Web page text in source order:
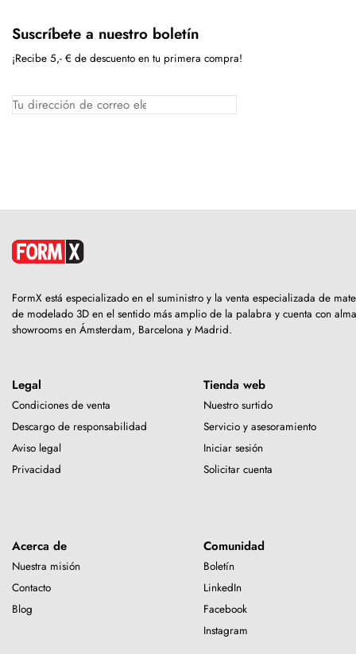
Suscríbete a nuestro boletín
¡Recibe 5,- € de descuento en tu primera compra!
FormX está especializado en el suministro y la venta especializada de
de modelado 3D en el sentido más amplio de la palabra y cuenta con
showrooms en Ámsterdam, Barcelona y Madrid.
Legal
Condiciones de venta
Descargo de responsabilidad
Aviso legal
Privacidad
Tienda web
Nuestro surtido
Servicio y asesoramiento
Iniciar sesión
Solicitar cuenta
Acerca de
Nuestra misión
Contacto
Blog
Comunidad
Boletín
LinkedIn
Facebook
Instagram